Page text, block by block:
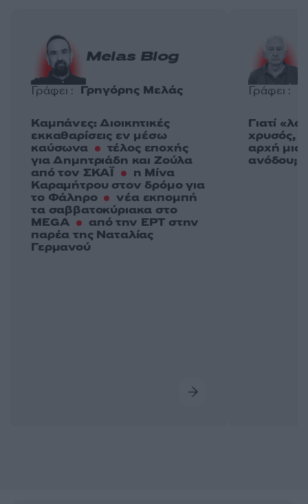
Melas Blog
Γράφει : Γρηγόρης Μελάς
Καμπάνες: Διοικητικές
εκκαθαρίσεις εν μέσω
καύσωνα
τέλος εποχής
για Δημητριάδη και Ζούλα
από τον ΣΚΑΪ
η Μίνα
Καραμήτρου στον δρόμο για
το Φάληρο
νέα εκπομπή
τα σαββατοκύριακα στο
MEGA
από την ΕΡΤ στην
παρέα της Ναταλίας
Γερμανού
Γράφει :
Γιατί
χρυσός,
αρχή
ανόδου;